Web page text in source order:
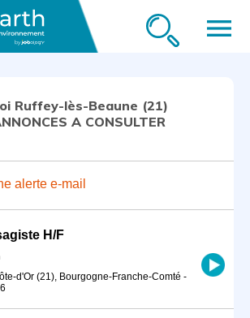
menu
Ruffey-lès-Beaune (21)
A CONSULTER
alerte e-mail
H/F
d'Or (21), Bourgogne-Franche-Comté -